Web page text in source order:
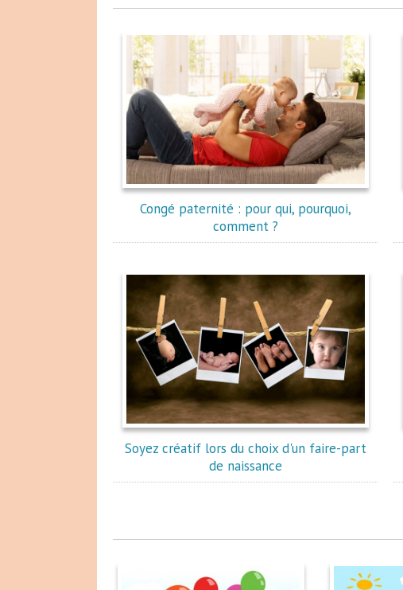
Congé paternité : pour qui, pourquoi,
comment ?
Soyez créatif lors du choix d'un faire-part
de naissance